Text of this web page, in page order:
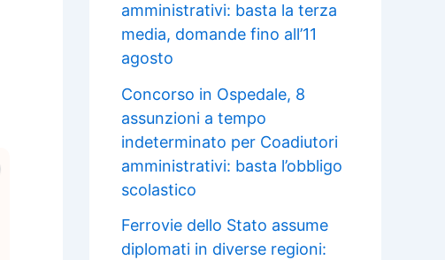
amministrativi: basta la terza
media, domande fino all’11
agosto
Concorso in Ospedale, 8
assunzioni a tempo
indeterminato per Coadiutori
amministrativi: basta l’obbligo
scolastico
Ferrovie dello Stato assume
diplomati in diverse regioni: